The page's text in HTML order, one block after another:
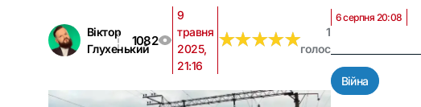
Віктор
Глухенький
1082
9
травня
2025,
21:16
★★★★★
★★★★★
1
голос
6 серпня 20:08
Війна